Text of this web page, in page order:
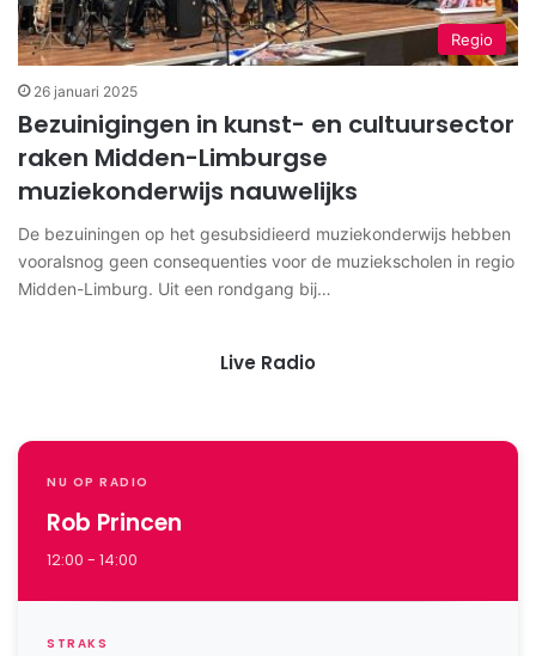
Regio
26 januari 2025
Bezuinigingen in kunst- en cultuursector
raken Midden-Limburgse
muziekonderwijs nauwelijks
De bezuiningen op het gesubsidieerd muziekonderwijs hebben
vooralsnog geen consequenties voor de muziekscholen in regio
Midden-Limburg. Uit een rondgang bij…
Live Radio
NU OP RADIO
Rob Princen
12:00 - 14:00
STRAKS